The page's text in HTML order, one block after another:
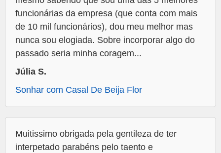
funcionárias da empresa (que conta com mais
de 10 mil funcionários), dou meu melhor mas
nunca sou elogiada. Sobre incorporar algo do
passado seria minha coragem...
Júlia S.
Sonhar com Casal De Beija Flor
Muitissimo obrigada pela gentileza de ter
interpetado parabéns pelo taento e